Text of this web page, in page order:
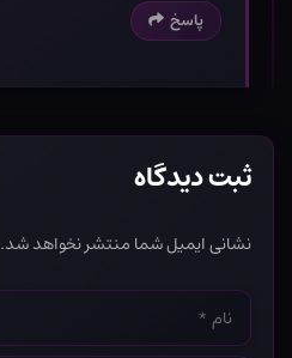
پاسخ
ثبت دیدگاه
نشانی ایمیل شما منتشر نخواهد شد.
نام
*